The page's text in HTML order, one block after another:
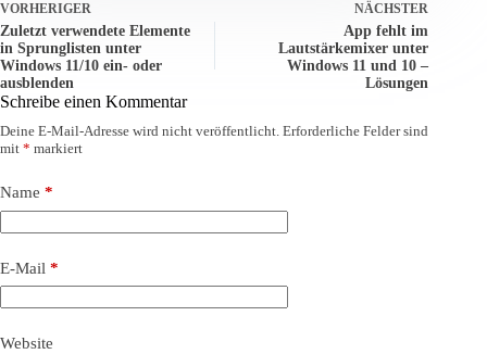
VORHERIGER
Zuletzt verwendete Elemente
in Sprunglisten unter
Windows 11/10 ein- oder
ausblenden
NÄCHSTER
App fehlt im
Lautstärkemixer unter
Windows 11 und 10 –
Lösungen
Schreibe einen Kommentar
Deine E-Mail-Adresse wird nicht veröffentlicht. Erforderliche Felder sind
mit * markiert
Name *
E-Mail *
Website